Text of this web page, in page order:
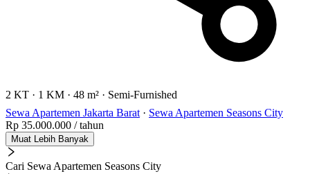
2 KT · 1 KM · 48 m² · Semi-Furnished
Sewa Apartemen Jakarta Barat · Sewa Apartemen Seasons City
Rp 35.000.000 / tahun
Muat Lebih Banyak
Cari Sewa Apartemen Seasons City